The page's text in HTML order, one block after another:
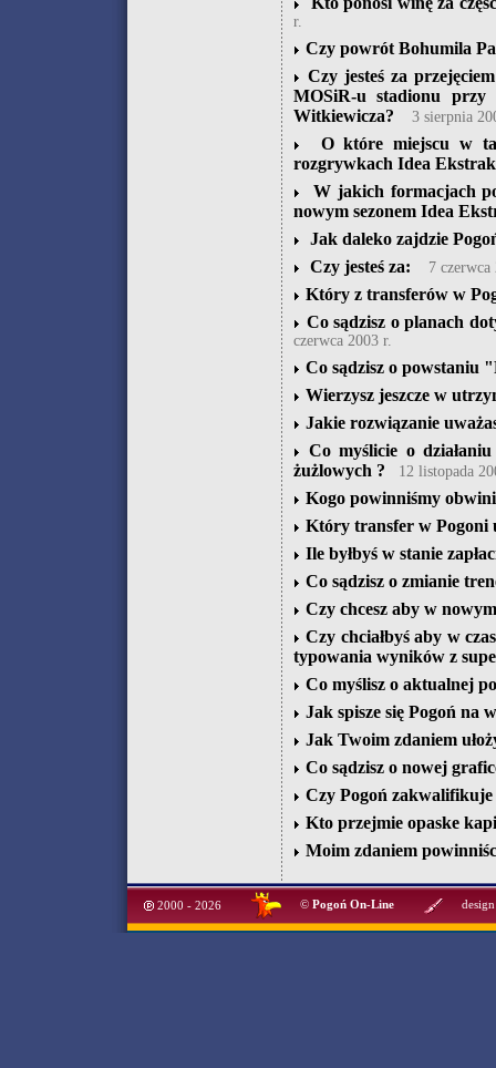
r.
Czy powrót Bohumila
Czy jesteś za
MOSiR-u stadionu
Witkiewicza?
3 sierpnia
O które miejscu w
rozgrywkach Idea
W jakich formacjach
nowym sezonem Idea
Jak daleko zajdzie
Czy jesteś za:
7 czerwca
Który z transferów w
Co sądzisz o planach
czerwca 2003 r.
Co sądzisz o powstaniu
Wierzysz jeszcze w
Jakie rozwiązanie
Co myślicie o
żużlowych ?
12 listopada
Kogo powinniśmy
Który transfer w Pogoni
Ile byłbyś w stanie
Co sądzisz o zmianie
Czy chcesz aby w
Czy chciałbyś aby w
typowania wyników z
Co myślisz o aktualnej
Jak spisze się Pogoń na
Jak Twoim zdaniem
Co sądzisz o nowej
Czy Pogoń zakwalifikuje
Kto przejmie opaske
Moim zdaniem
2000 - 2026 © Pogoń On-Line